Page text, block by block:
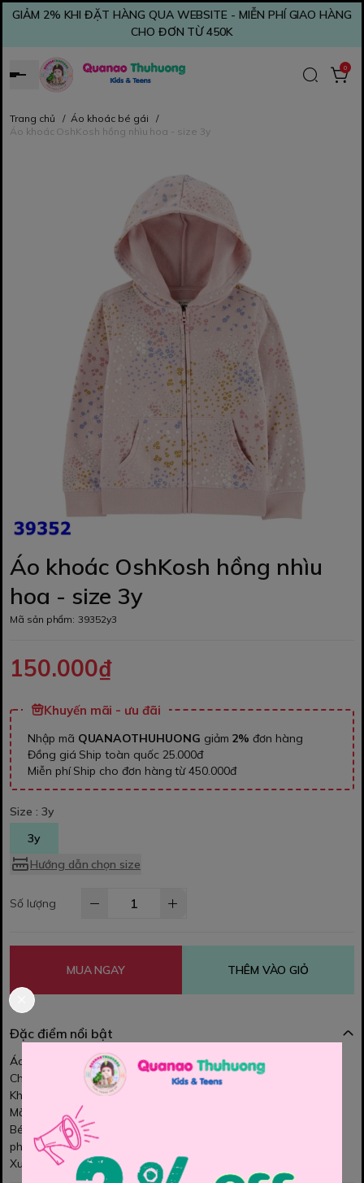
GIẢM 2% KHI ĐẶT HÀNG QUA WEBSITE - MIỄN PHÍ GIAO HÀNG
CHO ĐƠN TỪ 450K
0
Trang chủ / Áo khoác bé gái
/
Áo khoác OshKosh hồng nhìu hoa - size 3y
Áo khoác OshKosh hồng nhìu
hoa - size 3y
Mã sản phẩm: 39352y3
150.000₫
Khuyến mãi - ưu đãi
Nhập mã QUANAOTHUHUONG giảm 2% đơn hàng
Đồng giá Ship toàn quốc 25.000đ
Miễn phí Ship cho đơn hàng từ 450.000đ
Size : 3y
3y
Hướng dẫn chọn size
Số lượng
MUA NGAY THÊM VÀO GIỎ
Đặc điểm nổi bật
Áo khoác Oshkosh cho bé.
Chất vải bông mỏng, mềm mịn, co dãn nhẹ.
Khóa kéo êm trơn, dễ dàng sử dụng.
Màu sắc tươi sáng, họa tiết dễ thương.
Bé có thể mặc chống nắng và rất hợp trong thời tiết se lạnh rất
phù hợp nhé các Mom.
Xuất sứ Việt nam